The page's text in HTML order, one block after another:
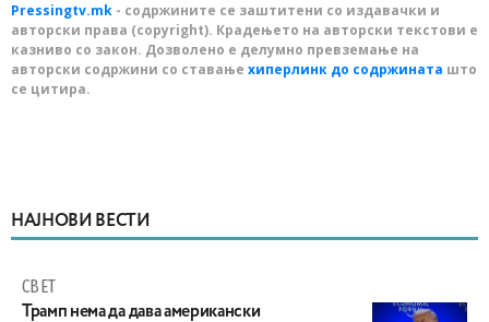
Pressingtv.mk - содржините се заштитени со издавачки и
авторски права (copyright). Крадењето на авторски текстови е
казниво со закон. Дозволено е делумно превземање на
авторски содржини со ставање хиперлинк до содржината што
се цитира.
НАЈНОВИ ВЕСТИ
СВЕТ
Трамп нема да дава американски